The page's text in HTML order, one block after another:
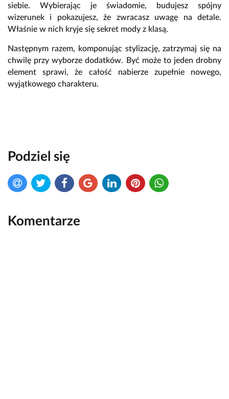
siebie. Wybierając je świadomie, budujesz spójny
wizerunek i pokazujesz, że zwracasz uwagę na detale.
Właśnie w nich kryje się sekret mody z klasą.
Następnym razem, komponując stylizację, zatrzymaj się na
chwilę przy wyborze dodatków. Być może to jeden drobny
element sprawi, że całość nabierze zupełnie nowego,
wyjątkowego charakteru.
Podziel się
Komentarze